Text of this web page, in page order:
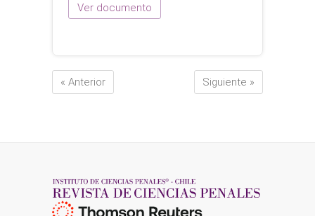
Ver documento
« Anterior Siguiente »